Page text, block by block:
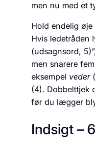
men nu med et
Hold endelig
Hvis ledetråden
(udsagnsord,
men snarere
eksempel veder
(4). Dobbelttjek
før du lægger
Indsigt –